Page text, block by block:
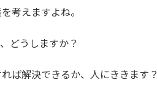
考えますよね。
どうしますか？
ば解決できるか、人にききます？